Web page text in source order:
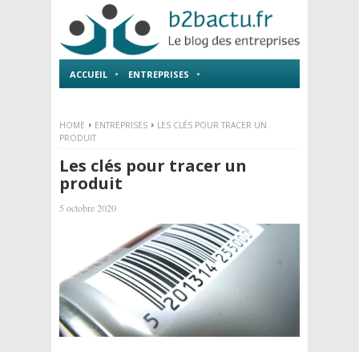
ACCUEIL ENTREPRISES
HOME ENTREPRISES
LES CLÉS POUR TRACER UN
PRODUIT
Les clés pour tracer un
produit
5 octobre 2020